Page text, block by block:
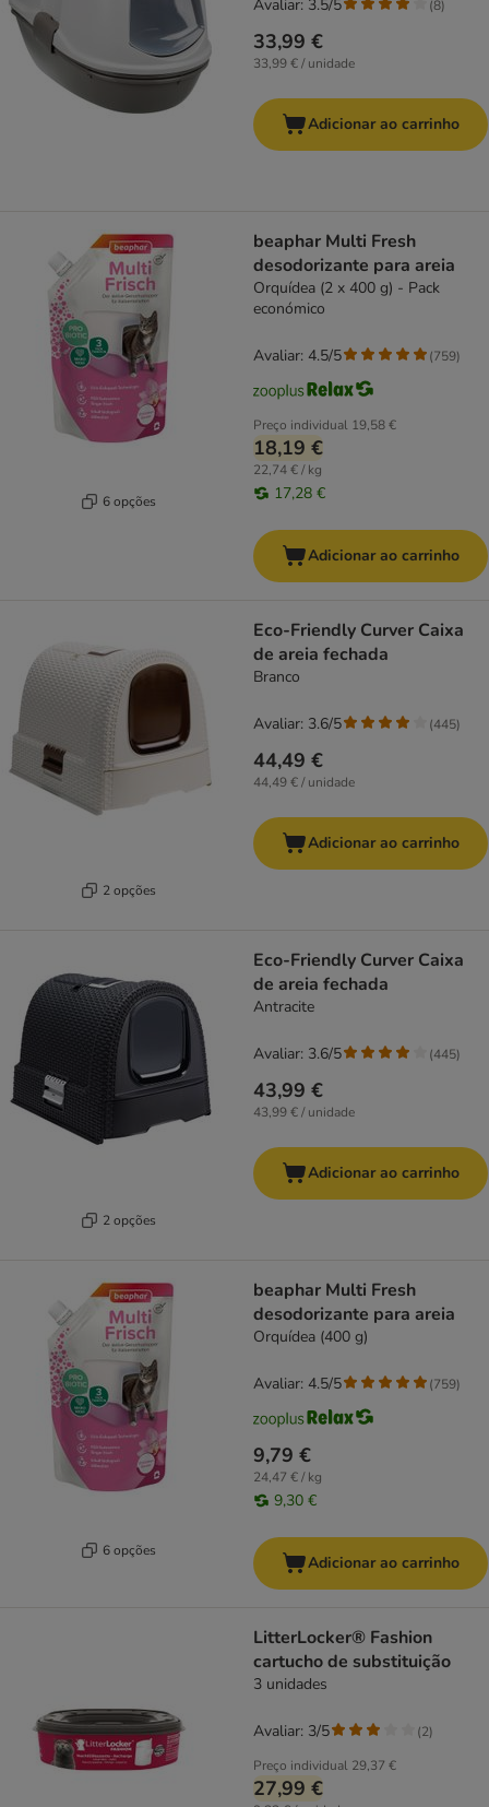
33,99 €
33,99 € / unidade
Avaliar: 3.5/5 (8)
Adicionar ao carrinho
6 opções
beaphar Multi Fresh
desodorizante para areia
Orquídea (2 x 400 g) - Pack
económico
Preço individual 19,58 €
18,19 €
22,74 € / kg
17,28 €
Avaliar: 4.5/5 (759)
Adicionar ao carrinho
2 opções
Eco-Friendly Curver Caixa
de areia fechada
Branco
44,49 €
44,49 € / unidade
Avaliar: 3.6/5 (445)
Adicionar ao carrinho
2 opções
Eco-Friendly Curver Caixa
de areia fechada
Antracite
43,99 €
43,99 € / unidade
Avaliar: 3.6/5 (445)
Adicionar ao carrinho
6 opções
beaphar Multi Fresh
desodorizante para areia
Orquídea (400 g)
9,79 €
24,47 € / kg
9,30 €
Avaliar: 4.5/5 (759)
Adicionar ao carrinho
LitterLocker® Fashion
cartucho de substituição
3 unidades
Preço individual 29,37 €
27,99 €
Avaliar: 3/5 (2)